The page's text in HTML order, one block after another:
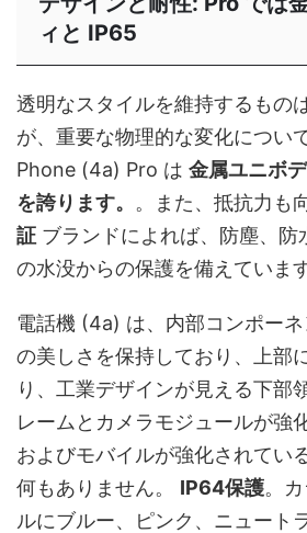
ィと IP65
透明なスタイルを維持するもの
が、重要な物理的な変化につい
Phone (4a) Pro は 金属ユニボ
を誇ります。 。また、抵抗力も
証 ブランドによれば、防塵、防
の水没からの保護を備えています
電話機 (4a) は、内部コンポーネ
の美しさを保持しており、上部
り、工業デザインが見える下部
レームとカメラモジュールが強
およびモバイルが強化されてい
何もありません。 IP64保護。
ルにブルー、ピンク、ニュート